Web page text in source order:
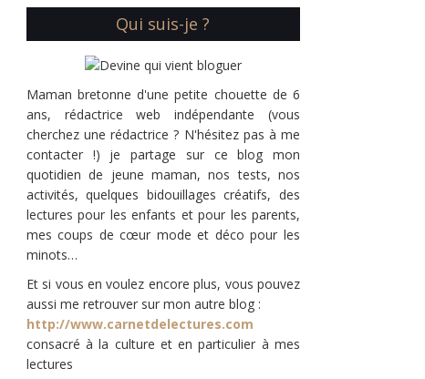
Qui suis-je ?
Maman bretonne d'une petite chouette de 6
ans, rédactrice web indépendante (vous
cherchez une rédactrice ? N'hésitez pas à me
contacter !) je partage sur ce blog mon
quotidien de jeune maman, nos tests, nos
activités, quelques bidouillages créatifs, des
lectures pour les enfants et pour les parents,
mes coups de cœur mode et déco pour les
minots…
Et si vous en voulez encore plus, vous pouvez
aussi me retrouver sur mon autre blog :
http://www.carnetdelectures.com
consacré à la culture et en particulier à mes
lectures